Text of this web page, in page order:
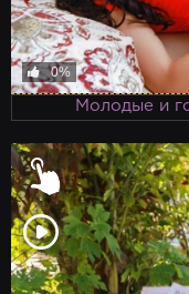
0%
Молодые и